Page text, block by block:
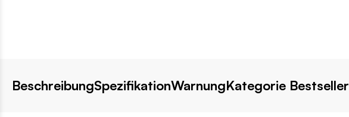
BeschreibungSpezifikationWarnungKategorie Bestseller